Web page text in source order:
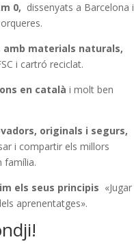
0, dissenyats a Barcelona i
amb materials naturals,
i cartró reciclat.
en català i molt ben
originals i segurs,
i compartir els millors
família.
els seus principis «Jugar
aprenentatges».